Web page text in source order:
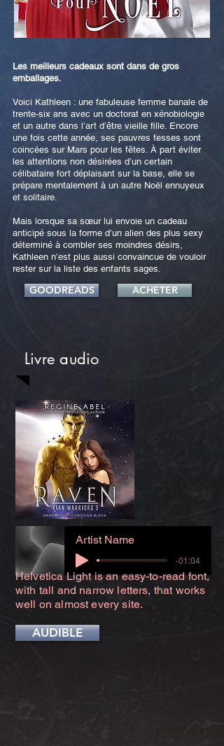
Les meilleurs cadeaux sont dans de gros
emballages.
Voici Kathleen : une fabuleuse femme banale de
trente-six ans avec un doctorat en xénobiologie
et un autre dans l’art d’être vieille fille. Encore
une fois cette année, ses pauvres fesses sont
coincées sur Mars pour les fêtes. À part éviter
les attentions non désirées d’un certain
célibataire fort déplaisant sur la base, elle se
prépare mentalement à un autre Noël ennuyeux
et solitaire.
Mais lorsque sa sœur lui envoie un cadeau
anticipé sous la forme d’un alien des plus sexy
déterminé à combler ses moindres désirs,
Kathleen n’est plus aussi convaincue de vouloir
rester sur la liste des enfants sages.
GOODREADS ACHETER
Livre audio
Artist Name
-01:04
Helvetica Light is an easy-to-read font,
with tall and narrow letters, that works
well on almost every site.
AUDIBLE